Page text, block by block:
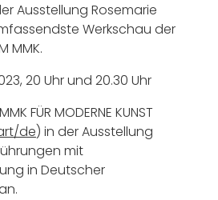
Ausstellung Rosemarie
Werkschau der
MMK.
20 Uhr und 20.30 Uhr
FÜR MODERNE KUNST
de) in der Ausstellung
mit
in Deutscher